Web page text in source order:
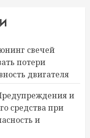
свечей
потери
двигателя
и
средства при
и